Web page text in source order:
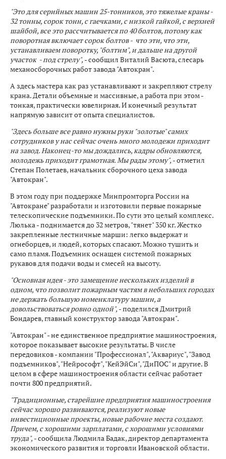
"Это для серийных машин 25-тонников, это тяжелые краны -
32 тонны, сорок тонн, с гаечками, с низкой гайкой, с верхней
шайбой, все это рассчитывается по 40 болтов, потому как
поворотная включает сорок болтов - что эти, что эти,
устанавливаем поворотку, "болтим", и дальше на другой
участок - под стрелу", - сообщил Виталий Васюта, слесарь
механосборочных работ завода "Автокран".
А здесь мастера как раз устанавливают и закрепляют стрелу
крана. Детали объемные и массивные, а работа при этом -
тонкая, практически ювелирная. И конечный результат
напрямую зависит от опыта специалистов.
"Здесь больше все равно нужны руки "золотые" самих
сотрудников у нас сейчас очень много молодежи приходит
на завод. Наконец-то мы дождались, кадры обновляются,
молодежь приходит грамотная. Мы рады этому", - отметил
Степан Полетаев, начальник сборочного цеха завода
"Автокран".
В этом году при поддержке Минпромторга России на
"Автокране" разработали и изготовили первые пожарные
телескопические подъемники. По сути это целый комплекс.
Люлька - поднимается до 32 метров, "тянет" 350 кг. Жестко
закрепленные лестничные марши: легко выдержат и
огнеборцев, и людей, которых спасают. Можно тушить и
само пламя. Подъемник оснащен системой пожарных
рукавов для подачи воды и смесей на высоту.
"Основная идея - это замещение нескольких изделий в
одном, что позволит пожарным частям в небольших городах
не держать большую номенклатуру машин, а
довольствоваться ровно одной", - поделился Дмитрий
Бондарев, главный конструктор завода "Автокран".
"Автокран" - не единственное предприятие машиностроения,
которое показывает высокие результаты. В числе
передовиков - компании "Профессионал", "Аквариус", "Завод
подъемников", "Нейрософт", "КейЭйСи", "ДиПОС" и другие. В
целом в сфере машиностроения области сейчас работает
почти 800 предприятий.
"Традиционные, старейшие предприятия машиностроения
сейчас хорошо развиваются, реализуют новые
инвестиционные проекты, новые рабочие места создают.
Причем, с хорошими зарплатами, с хорошими условиями
труда", - сообщила Людмила Бадак, директор департамента
экономического развития и торговли Ивановской области.